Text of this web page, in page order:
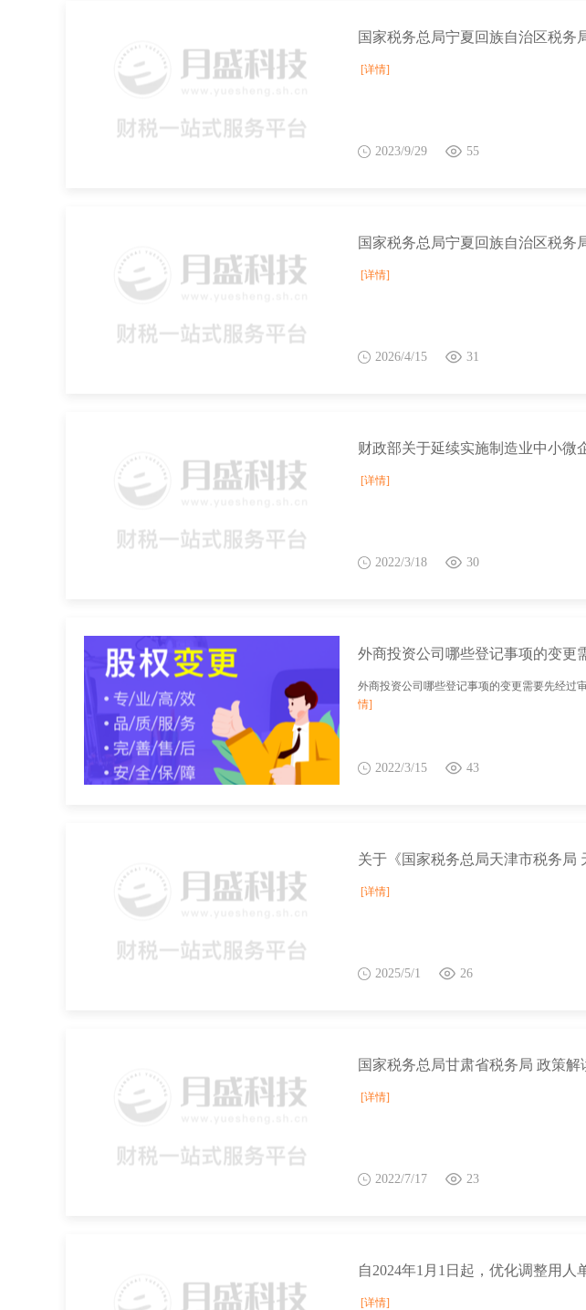
[详情]
2023/9/29 55
[详情]
2026/4/15 31
[详情]
2022/3/18 30
外商投资公司哪些登记事项的变更
外商投资公司哪些登记事项的变更需要先经过
情]
2022/3/15 43
[详情]
2025/5/1 26
[详情]
2022/7/17 23
[详情]